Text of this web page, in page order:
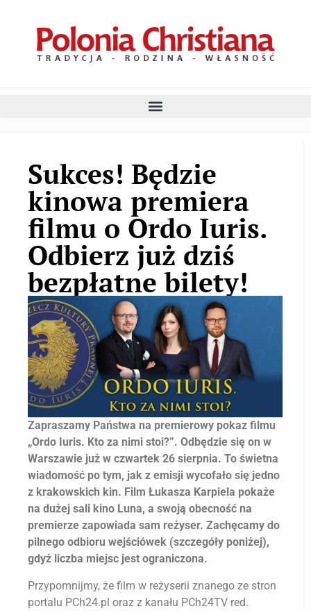
Sukces! Będzie
kinowa premiera
filmu o Ordo Iuris.
Odbierz już dziś
bezpłatne bilety!
Zapraszamy Państwa na premierowy pokaz filmu
„Ordo Iuris. Kto za nimi stoi?”. Odbędzie się on w
Warszawie już w czwartek 26 sierpnia. To świetna
wiadomość po tym, jak z emisji wycofało się jedno
z krakowskich kin. Film Łukasza Karpiela pokaże
na dużej sali kino Luna, a swoją obecność na
premierze zapowiada sam reżyser. Zachęcamy do
pilnego odbioru wejściówek (szczegóły poniżej),
gdyż liczba miejsc jest ograniczona.
Przypomnijmy, że film w reżyserii znanego ze stron
portalu PCh24.pl oraz z kanału PCh24TV red.